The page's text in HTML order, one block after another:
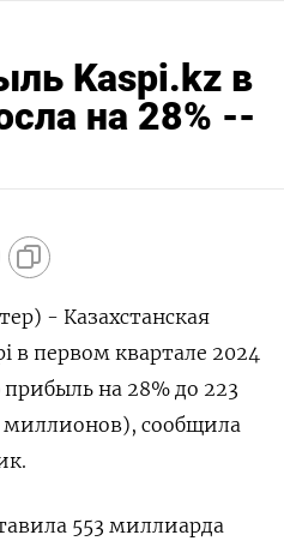
Kaspi.kz в
на 28% --
- Казахстанская
первом квартале 2024
на 28% до 223
миллионов), сообщила
553 миллиарда